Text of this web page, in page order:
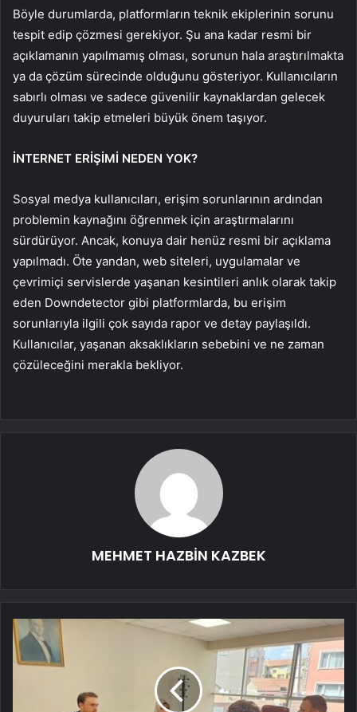
Böyle durumlarda, platformların teknik ekiplerinin sorunu
tespit edip çözmesi gerekiyor. Şu ana kadar resmi bir
açıklamanın yapılmamış olması, sorunun hala araştırılmakta
ya da çözüm sürecinde olduğunu gösteriyor. Kullanıcıların
sabırlı olması ve sadece güvenilir kaynaklardan gelecek
duyuruları takip etmeleri büyük önem taşıyor.
İNTERNET ERİŞİMİ NEDEN YOK?
Sosyal medya kullanıcıları, erişim sorunlarının ardından
problemin kaynağını öğrenmek için araştırmalarını
sürdürüyor. Ancak, konuya dair henüz resmi bir açıklama
yapılmadı. Öte yandan, web siteleri, uygulamalar ve
çevrimiçi servislerde yaşanan kesintileri anlık olarak takip
eden Downdetector gibi platformlarda, bu erişim
sorunlarıyla ilgili çok sayıda rapor ve detay paylaşıldı.
Kullanıcılar, yaşanan aksaklıkların sebebini ve ne zaman
çözüleceğini merakla bekliyor.
MEHMET HAZBİN KAZBEK